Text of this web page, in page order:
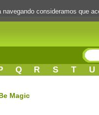
Q R S T U
Magic
consideramos que